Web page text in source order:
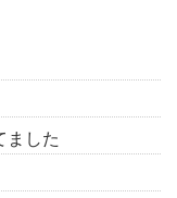
ました